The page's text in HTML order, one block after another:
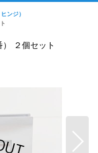
ンジ）
２個セット